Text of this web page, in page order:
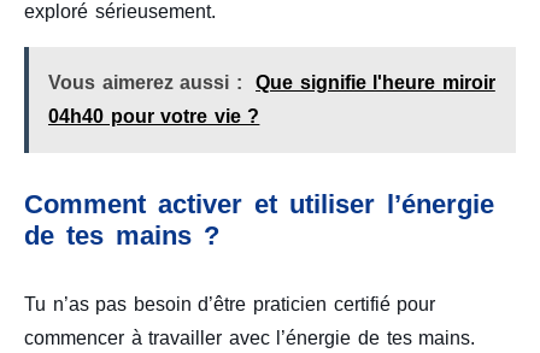
exploré sérieusement.
Vous aimerez aussi :
Que signifie l'heure miroir
04h40 pour votre vie ?
Comment activer et utiliser l’énergie
de tes mains ?
Tu n’as pas besoin d’être praticien certifié pour
commencer à travailler avec l’énergie de tes mains.